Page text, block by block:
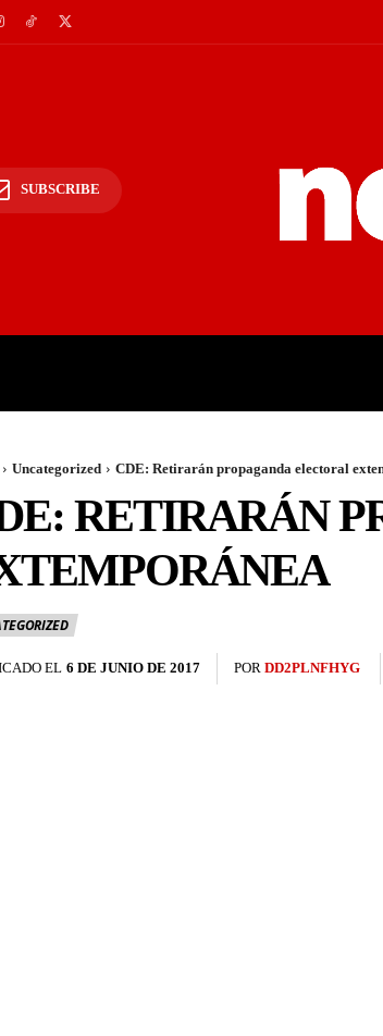
SUBSCRIBE
Uncategorized CDE: Retirarán propaganda electoral
RETIRARÁN
EL 6 DE JUNIO DE 2017 POR DD2PLNFHYG